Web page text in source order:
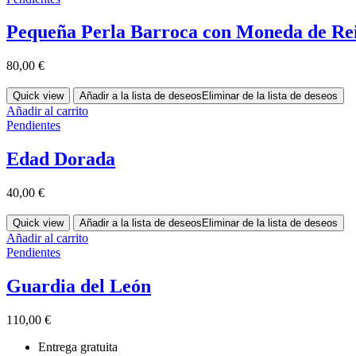
Pequeña Perla Barroca con Moneda de
80,00 €
Quick view Añadir a la lista de deseos Eliminar de la lista de deseos
Añadir al carrito
Pendientes
Edad Dorada
40,00 €
Quick view Añadir a la lista de deseos Eliminar de la lista de deseos
Añadir al carrito
Pendientes
Guardia del León
110,00 €
Entrega gratuita